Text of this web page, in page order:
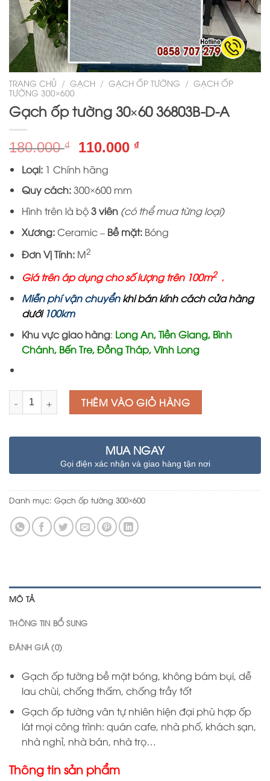
TRANG CHỦ / GẠCH / GẠCH ỐP TƯỜNG / GẠCH ỐP
TƯỜNG 300×600
Gạch ốp tường 30×60 36803B-D-A
180.000₫
Giá
là:
180.000 ₫.
110.000 ₫Giá
110.000 ₫.
Loại:1 Chính hãng
Quy cách:300×600 mm
Hình trên là bộ3 viên (có thể mua từng loại)
Xương:Ceramic – Bề mặt:Bóng
Đơn Vị Tính: M2
Giá trên áp dụng cho số lượng trên 100m2 .
Miễn phí vận chuyển khi bán kính cách cửa hàng
dưới100km
Khu vực giao hàng: Long An, Tiền Giang, Bình
Chánh, Bến Tre, Đồng Tháp, Vĩnh Long
Số lượng THÊM VÀO GIỎ HÀNG
MUA NGAY
Gọi điện xác nhận và giao hàng tận nơi
Danh mục: Gạch ốp tường 300×600
MÔ TẢ
THÔNG TIN BỔ SUNG
ĐÁNH GIÁ (0)
Gạch ốp tường bề mặt bóng, không bám bụi, dễ
lau chùi, chống thấm, chống trầy tốt
Gạch ốp tường vân tự nhiên hiện đại phù hợp ốp
lát mọi công trình: quán cafe, nhà phố, khách sạn,
nhà nghỉ, nhà bán, nhà trọ…
Thông tin sản phẩm